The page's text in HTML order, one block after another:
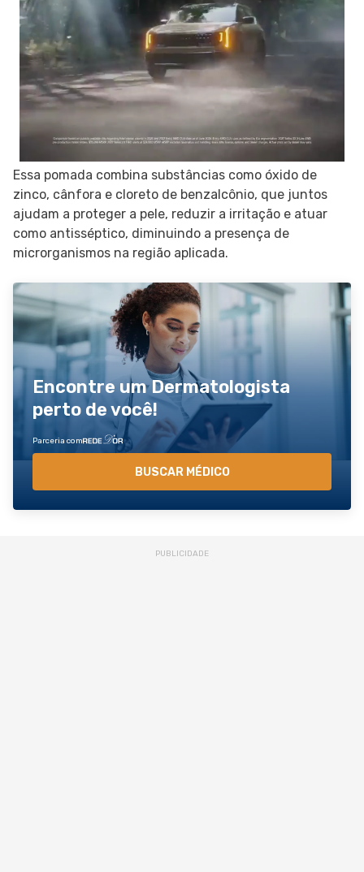
Essa pomada combina substâncias como óxido de
zinco, cânfora e cloreto de benzalcônio, que juntos
ajudam a proteger a pele, reduzir a irritação e atuar
como antisséptico, diminuindo a presença de
microrganismos na região aplicada.
Encontre um Dermatologista
perto de você!
Parceria com
BUSCAR MÉDICO